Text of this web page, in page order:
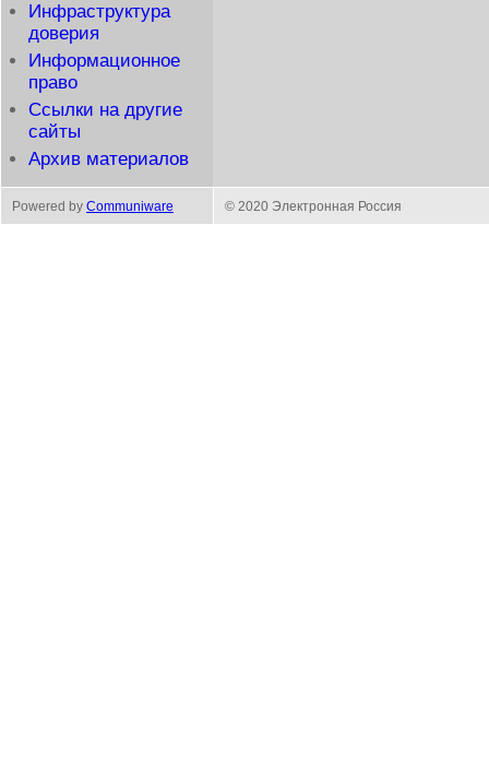
Инфраструктура
доверия
Информационное
право
Ссылки на другие
сайты
Архив материалов
Powered by Communiware © 2020 Электронная Россия